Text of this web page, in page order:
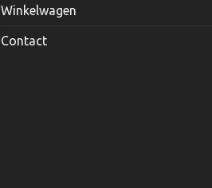
Winkelwagen
Contact